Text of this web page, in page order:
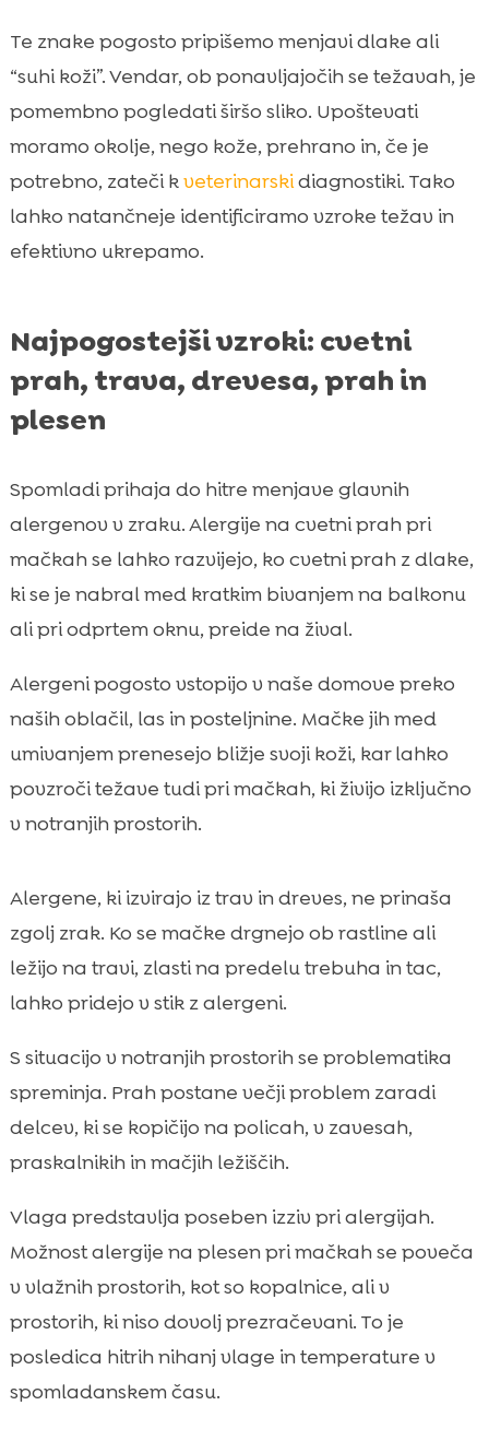
Te znake pogosto pripišemo menjavi dlake ali
“suhi koži”. Vendar, ob ponavljajočih se težavah, je
pomembno pogledati širšo sliko. Upoštevati
moramo okolje, nego kože, prehrano in, če je
potrebno, zateči kveterinarskidiagnostiki. Tako
lahko natančneje identificiramo vzroke težav in
efektivno ukrepamo.
Najpogostejši vzroki: cvetni
prah, trava, drevesa, prah in
plesen
Spomladi prihaja do hitre menjave glavnih
alergenov v zraku. Alergije na cvetni prah pri
mačkah se lahko razvijejo, ko cvetni prah z dlake,
ki se je nabral med kratkim bivanjem na balkonu
ali pri odprtem oknu, preide na žival.
Alergeni pogosto vstopijo v naše domove preko
naših oblačil, las in posteljnine. Mačke jih med
umivanjem prenesejo bližje svoji koži, kar lahko
povzroči težave tudi pri mačkah, ki živijo izključno
v notranjih prostorih.
Alergene, ki izvirajo iz trav in dreves, ne prinaša
zgolj zrak. Ko se mačke drgnejo ob rastline ali
ležijo na travi, zlasti na predelu trebuha in tac,
lahko pridejo v stik z alergeni.
S situacijo v notranjih prostorih se problematika
spreminja. Prah postane večji problem zaradi
delcev, ki se kopičijo na policah, v zavesah,
praskalnikih in mačjih ležiščih.
Vlaga predstavlja poseben izziv pri alergijah.
Možnost alergije na plesen pri mačkah se poveča
v vlažnih prostorih, kot so kopalnice, ali v
prostorih, ki niso dovolj prezračevani. To je
posledica hitrih nihanj vlage in temperature v
spomladanskem času.